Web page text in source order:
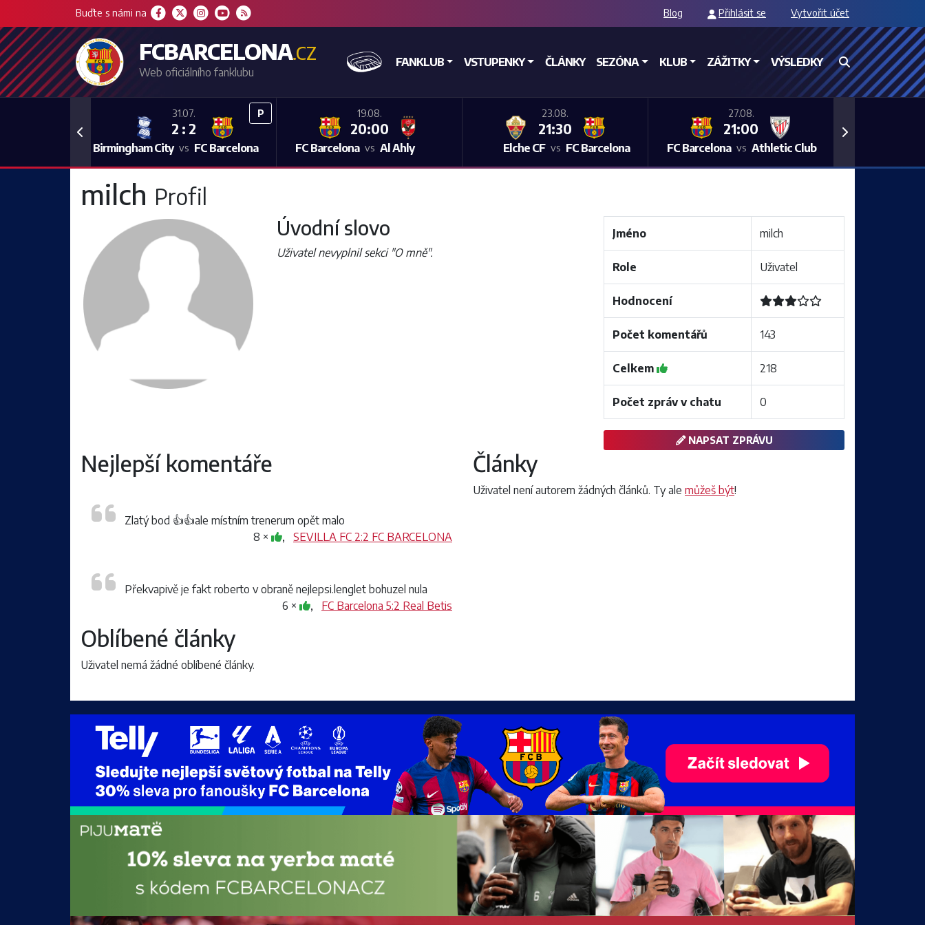
Buďte s námi na Blog Přihlásit se Vytvořit účet
FCBARCELONA.CZ
Web oficiálního fanklubu
DOMŮ FANKLUB VSTUPENKY ČLÁNKY SEZÓNA KLUB ZÁŽITKY VÝSLEDKY
P
31.07.
2 : 2
Birmingham City vs FC Barcelona
19.08.
20:00
FC Barcelona vs Al Ahly
23.08.
21:30
Elche CF vs FC Barcelona
27.08.
21:00
FC Barcelona vs Athletic Club
Previous Next
milch Profil
Úvodní slovo
Uživatel nevyplnil sekci "O mně".
Jméno milch
Role Uživatel
Hodnocení
Počet komentářů 143
Celkem 218
Počet zpráv v chatu 0
NAPSAT ZPRÁVU
Nejlepší komentáře
Zlatý bod 👍👍ale místním trenerum opět malo
8 ×
, SEVILLA FC 2:2 FC BARCELONA
Překvapivě je fakt roberto v obraně nejlepsi.lenglet bohuzel nula
6 ×
, FC Barcelona 5:2 Real Betis
Oblíbené články
Uživatel nemá žádné oblíbené články.
Články
Uživatel není autorem žádných článků. Ty ale můžeš být!